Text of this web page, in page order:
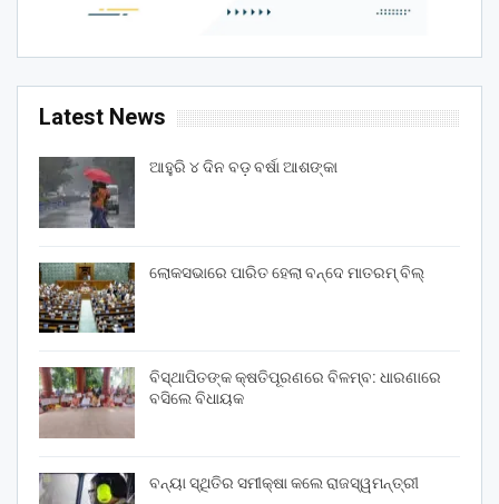
Latest News
ଆହୁରି ୪ ଦିନ ବଡ଼ ବର୍ଷା ଆଶଙ୍କା
ଲୋକସଭାରେ ପାରିତ ହେଲା ବନ୍ଦେ ମାତରମ୍‌ ବିଲ୍‌
ବିସ୍ଥାପିତଙ୍କ କ୍ଷତିପୂରଣରେ ବିଳମ୍ବ: ଧାରଣାରେ
ବସିଲେ ବିଧାୟକ
ବନ୍ୟା ସ୍ଥିତିର ସମୀକ୍ଷା କଲେ ରାଜସ୍ୱମନ୍ତ୍ରୀ